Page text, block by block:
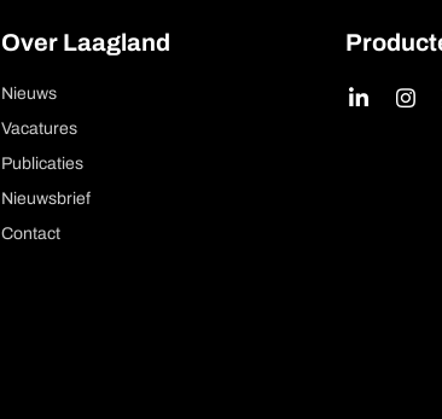
Over Laagland
Nieuws
Vacatures
Publicaties
Nieuwsbrief
Contact